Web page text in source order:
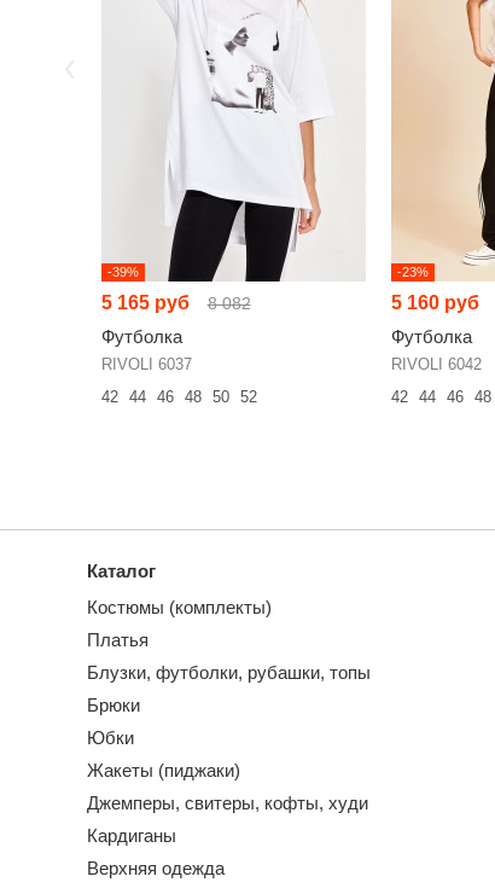
-39%
5 165 руб 8 082
Футболка
RIVOLI 6037
42
44 46 48 50 52
-23%
5 160 руб
Футболка
RIVOLI 6042
42
44 46 48
Каталог
Костюмы (комплекты)
Платья
Блузки, футболки, рубашки, топы
Брюки
Юбки
Жакеты (пиджаки)
Джемперы, свитеры, кофты, худи
Кардиганы
Верхняя одежда